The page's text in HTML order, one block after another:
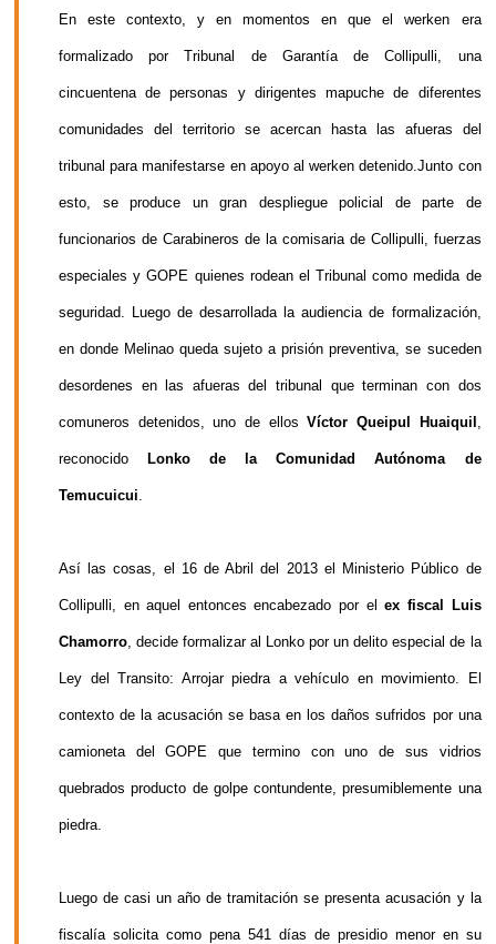
En este contexto, y en momentos en que el werken era
formalizado por Tribunal de Garantía de Collipulli, una
cincuentena de personas y dirigentes mapuche de diferentes
comunidades del territorio se acercan hasta las afueras del
tribunal para manifestarse en apoyo al werken detenido.Junto con
esto, se produce un gran despliegue policial de parte de
funcionarios de Carabineros de la comisaria de Collipulli, fuerzas
especiales y GOPE quienes rodean el Tribunal como medida de
seguridad. Luego de desarrollada la audiencia de formalización,
en donde Melinao queda sujeto a prisión preventiva, se suceden
desordenes en las afueras del tribunal que terminan con dos
comuneros detenidos, uno de ellosVíctor Queipul Huaiquil ,
reconocido Lonko de la Comunidad Autónoma de
Temucuicui.
Así las cosas, el 16 de Abril del 2013 el Ministerio Público de
Collipulli, en aquel entonces encabezado por elex fiscal Luis
Chamorro, decide formalizar al Lonko por un delito especial de la
Ley del Transito: Arrojar piedra a vehículo en movimiento. El
contexto de la acusación se basa en los daños sufridos por una
camioneta del GOPE que termino con uno de sus vidrios
quebrados producto de golpe contundente, presumiblemente una
piedra.
Luego de casi un año de tramitación se presenta acusación y la
fiscalía solicita como pena 541 días de presidio menor en su